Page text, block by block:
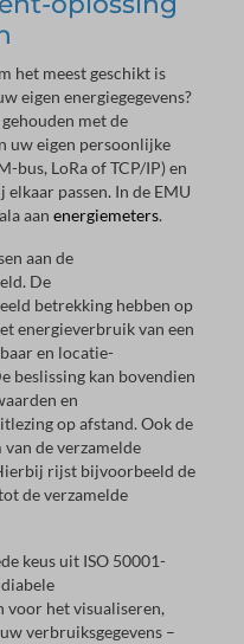
het meest geschikt is
eigen energiegegevens?
met de
uw eigen persoonlijke
bus, LoRa of TCP/IP) en
passen. In de EMU
aan energiemeters.
aan de
De
betrekking hebben op
energieverbruik van een
en locatie-
beslissing kan bovendien
en
op afstand. Ook de
de verzamelde
rijst bijvoorbeeld de
de verzamelde
keus uit ISO 50001-
voor het visualiseren,
verbruiksgegevens –